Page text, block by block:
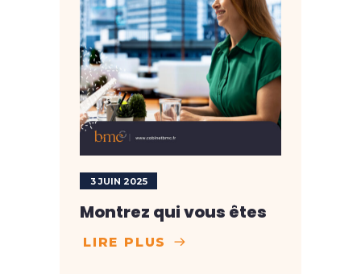
3 JUIN 2025
Montrez qui vous êtes
LIRE PLUS